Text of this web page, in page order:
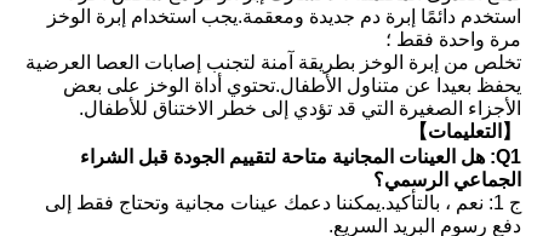
استخدم دائمًا إبرة دم جديدة ومعقمة.يجب استخدام إبرة الوخز
مرة واحدة فقط ؛
تخلص من إبرة الوخز بطريقة آمنة لتجنب إصابات العصا العرضية
يحفظ بعيدا عن متناول الأطفال.تحتوي أداة الوخز على بعض
الأجزاء الصغيرة التي قد تؤدي إلى خطر الاختناق للأطفال.
【التعليمات】
Q1: هل العينات المجانية متاحة لتقييم الجودة قبل الشراء
الجماعي الرسمي؟
ج 1: نعم ، بالتأكيد.يمكننا دعمك عينات مجانية وتحتاج فقط إلى
دفع رسوم البريد السريع.